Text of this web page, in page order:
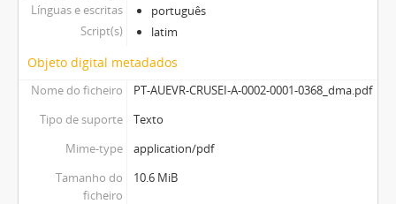
Línguas e escritas
português
Script(s)
latim
Objeto digital metadados
Nome do ficheiro
PT-AUEVR-CRUSEI-A-0002-0001-0368_dma.pdf
Tipo de suporte
Texto
Mime-type
application/pdf
Tamanho do
ficheiro
10.6 MiB